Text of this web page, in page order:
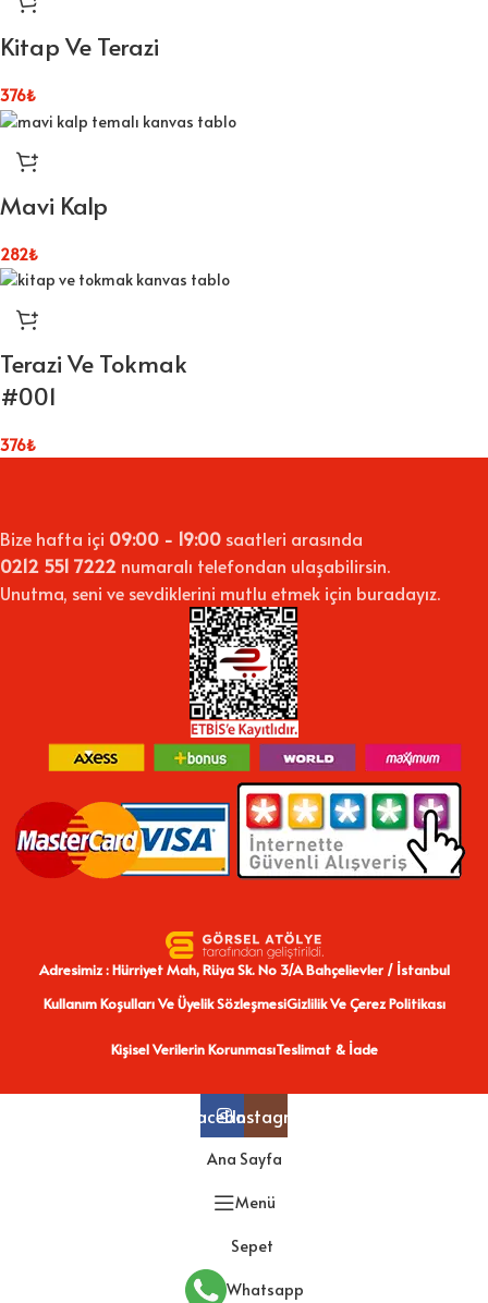
Kitap Ve Terazi
376₺
Mavi Kalp
282₺
Terazi Ve Tokmak
#001
376₺
Bize hafta içi 09:00 - 19:00 saatleri arasında
0212 551 7222 numaralı telefondan ulaşabilirsin.
Unutma, seni ve sevdiklerini mutlu etmek için buradayız.
Adresimiz : Hürriyet Mah, Rüya Sk. No 3/A Bahçelievler / İstanbul
Kullanım Koşulları Ve Üyelik SözleşmesiGizlilik Ve Çerez Politikası
Kişisel Verilerin KorunmasıTeslimat & İade
FacebookInstagram
Ana Sayfa
Menü
Sepet
Whatsapp